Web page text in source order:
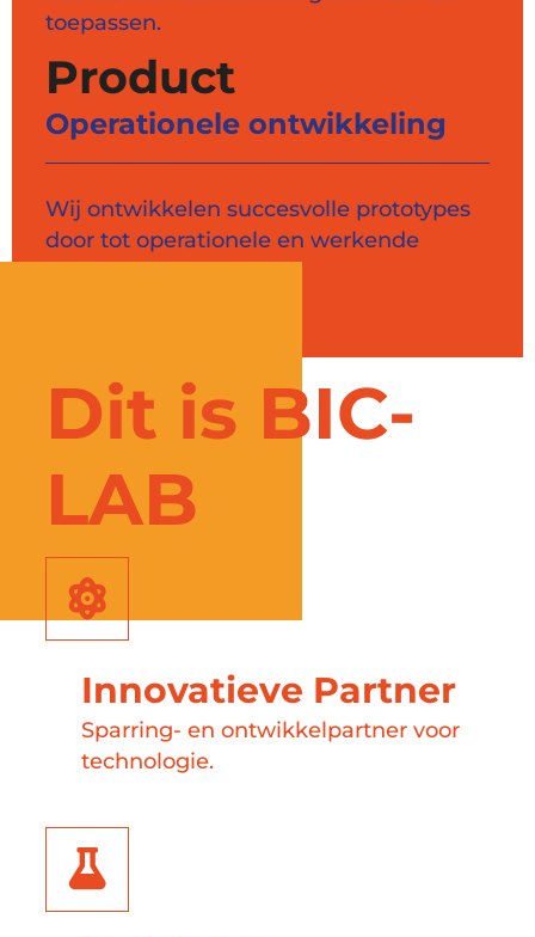
toepassen.
Product
Operationele ontwikkeling
Wij ontwikkelen succesvolle prototypes
door tot operationele en werkende
Dit is BIC-
LAB
Innovatieve Partner
Sparring- en ontwikkelpartner voor
technologie.